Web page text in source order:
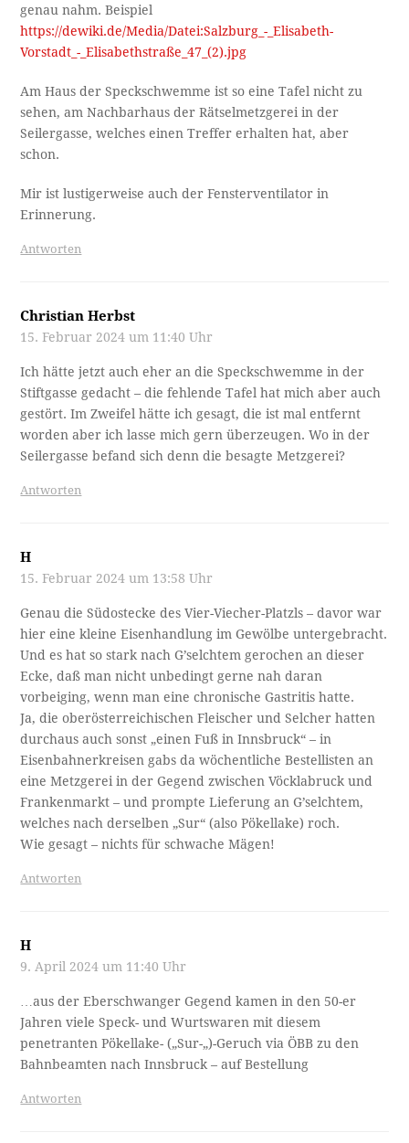
genau nahm. Beispiel
https://dewiki.de/Media/Datei:Salzburg_-_Elisabeth-
Vorstadt_-_Elisabethstraße_47_(2).jpg
Am Haus der Speckschwemme ist so eine Tafel nicht zu
sehen, am Nachbarhaus der Rätselmetzgerei in der
Seilergasse, welches einen Treffer erhalten hat, aber
schon.
Mir ist lustigerweise auch der Fensterventilator in
Erinnerung.
Antworten
Christian Herbst
15. Februar 2024 um 11:40 Uhr
Ich hätte jetzt auch eher an die Speckschwemme in der
Stiftgasse gedacht – die fehlende Tafel hat mich aber auch
gestört. Im Zweifel hätte ich gesagt, die ist mal entfernt
worden aber ich lasse mich gern überzeugen. Wo in der
Seilergasse befand sich denn die besagte Metzgerei?
Antworten
H
15. Februar 2024 um 13:58 Uhr
Genau die Südostecke des Vier-Viecher-Platzls – davor war
hier eine kleine Eisenhandlung im Gewölbe untergebracht.
Und es hat so stark nach G’selchtem gerochen an dieser
Ecke, daß man nicht unbedingt gerne nah daran
vorbeiging, wenn man eine chronische Gastritis hatte.
Ja, die oberösterreichischen Fleischer und Selcher hatten
durchaus auch sonst „einen Fuß in Innsbruck“ – in
Eisenbahnerkreisen gabs da wöchentliche Bestellisten an
eine Metzgerei in der Gegend zwischen Vöcklabruck und
Frankenmarkt – und prompte Lieferung an G’selchtem,
welches nach derselben „Sur“ (also Pökellake) roch.
Wie gesagt – nichts für schwache Mägen!
Antworten
H
9. April 2024 um 11:40 Uhr
…aus der Eberschwanger Gegend kamen in den 50-er
Jahren viele Speck- und Wurtswaren mit diesem
penetranten Pökellake- („Sur-„)-Geruch via ÖBB zu den
Bahnbeamten nach Innsbruck – auf Bestellung
Antworten